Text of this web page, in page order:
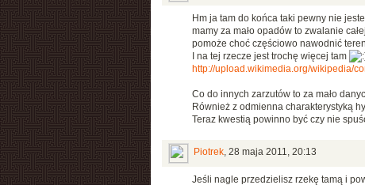
Hm ja tam do końca taki pewny nie
mamy za mało opadów to zwalanie
pomoże choć częściowo nawodnić
I na tej rzecze jest trochę więcej tam
http://upload.wikimedia.org/wikipedia/
Co do innych zarzutów to za mało
Również z odmienna charakterystyką
Teraz kwestią powinno być czy nie
Piotrek, 28 maja 2011, 20:13
Jeśli nagle przedzielisz rzekę tamą i